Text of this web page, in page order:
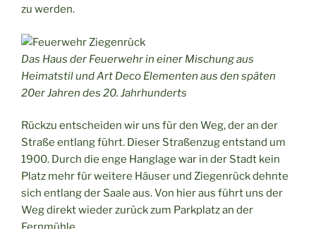
zu werden.
Das Haus der Feuerwehr in einer Mischung aus
Heimatstil und Art Deco Elementen aus den späten
20er Jahren des 20. Jahrhunderts
Rückzu entscheiden wir uns für den Weg, der an der
Straße entlang führt. Dieser Straßenzug entstand um
1900. Durch die enge Hanglage war in der Stadt kein
Platz mehr für weitere Häuser und Ziegenrück dehnte
sich entlang der Saale aus. Von hier aus führt uns der
Weg direkt wieder zurück zum Parkplatz an der